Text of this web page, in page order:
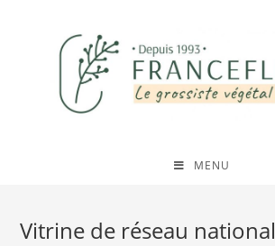
MENU
Vitrine de réseau national